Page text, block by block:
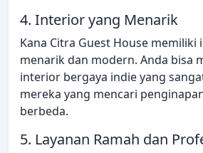
4. Interior yang Menarik
Kana Citra Guest House memiliki
menarik dan modern. Anda bisa
interior bergaya indie yang
mereka yang mencari
berbeda.
5. Layanan Ramah dan